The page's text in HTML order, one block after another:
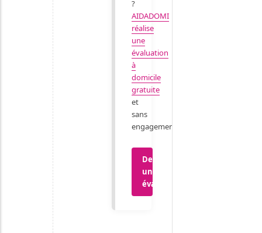
?
AIDADOMI
réalise
une
évaluation
à
domicile
gratuite
et
sans
engagement.
Demander
une
évaluation